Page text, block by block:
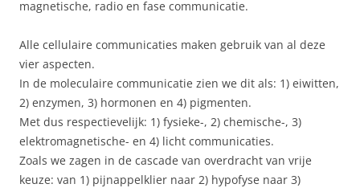
magnetische, radio en fase communicatie.
Alle cellulaire communicaties maken gebruik van al deze
vier aspecten.
In de moleculaire communicatie zien we dit als: 1) eiwitten,
2) enzymen, 3) hormonen en 4) pigmenten.
Met dus respectievelijk: 1) fysieke-, 2) chemische-, 3)
elektromagnetische- en 4) licht communicaties.
Zoals we zagen in de cascade van overdracht van vrije
keuze: van 1) pijnappelklier naar 2) hypofyse naar 3)